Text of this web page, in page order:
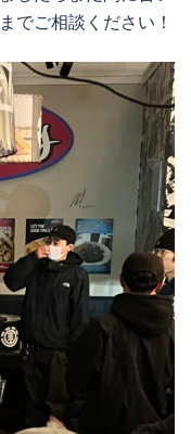
でご相談ください！